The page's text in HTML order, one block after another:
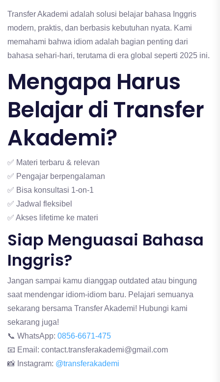
Transfer Akademi adalah solusi belajar bahasa Inggris
modern, praktis, dan berbasis kebutuhan nyata. Kami
memahami bahwa idiom adalah bagian penting dari
bahasa sehari-hari, terutama di era global seperti 2025 ini.
Mengapa Harus
Belajar di Transfer
Akademi?
✅ Materi terbaru & relevan
✅ Pengajar berpengalaman
✅ Bisa konsultasi 1-on-1
✅ Jadwal fleksibel
✅ Akses lifetime ke materi
Siap Menguasai Bahasa
Inggris?
Jangan sampai kamu dianggap outdated atau bingung
saat mendengar idiom-idiom baru. Pelajari semuanya
sekarang bersama Transfer Akademi! Hubungi kami
sekarang juga!
📞 WhatsApp: 0856-6671-475
📧 Email: contact.transferakademi@gmail.com
📸 Instagram: @transferakademi